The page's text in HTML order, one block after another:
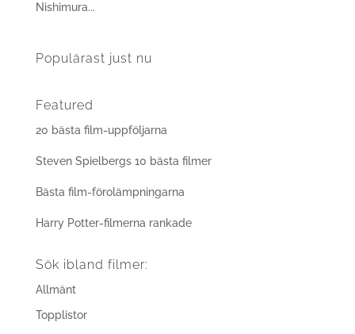
Nishimura...
Populärast just nu
Featured
20 bästa film-uppföljarna
Steven Spielbergs 10 bästa filmer
Bästa film-förolämpningarna
Harry Potter-filmerna rankade
Sök ibland filmer:
Allmänt
Topplistor